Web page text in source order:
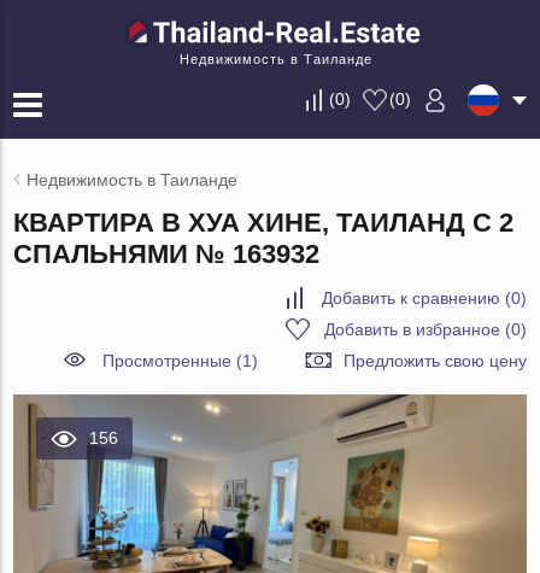
Недвижимость в Таиланде
(0) (0)
Недвижимость в Таиланде
КВАРТИРА В ХУА ХИНЕ, ТАИЛАНД С 2
СПАЛЬНЯМИ № 163932
Добавить к сравнению (0)
Добавить в избранное (0)
Просмотренные (1)
Предложить свою цену
156